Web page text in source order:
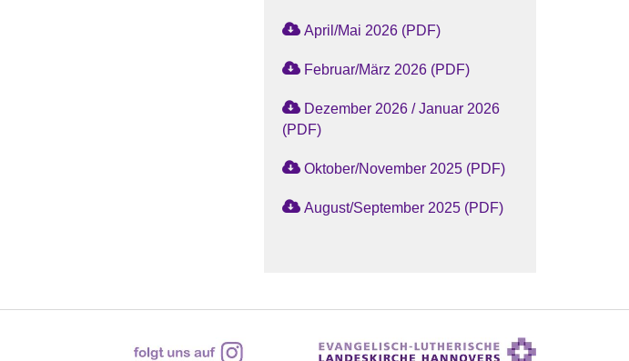
April/Mai 2026 (PDF)
Februar/März 2026 (PDF)
Dezember 2026 / Januar 2026
(PDF)
Oktober/November 2025 (PDF)
August/September 2025 (PDF)